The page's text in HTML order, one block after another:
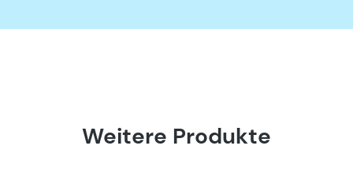
Weitere Produkte